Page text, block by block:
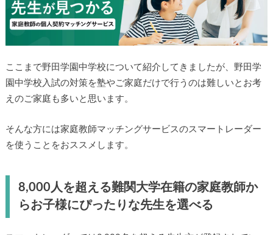
ここまで野田学園中学校について紹介してきましたが、野田学
園中学校入試の対策を塾やご家庭だけで行うのは難しいとお考
えのご家庭も多いと思います。
そんな方には家庭教師マッチングサービスのスマートレーダー
を使うことをおススメします。
8,000人を超える難関大学在籍の家庭教師か
らお子様にぴったりな先生を選べる